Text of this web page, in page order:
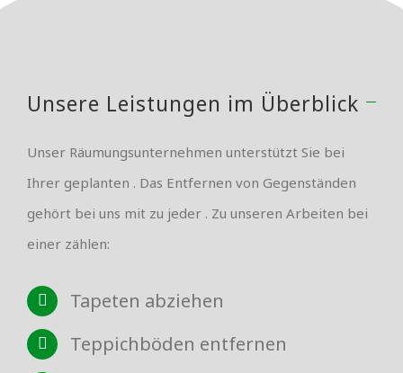
Unsere Leistungen im Überblick
Unser Räumungsunternehmen unterstützt Sie bei
Ihrer geplanten . Das Entfernen von Gegenständen
gehört bei uns mit zu jeder . Zu unseren Arbeiten bei
einer zählen:
Tapeten abziehen
Teppichböden entfernen